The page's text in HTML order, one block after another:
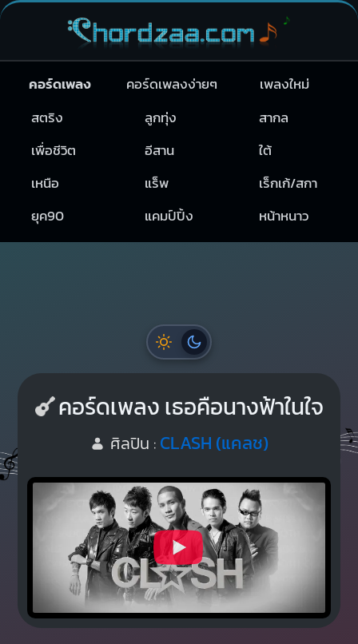
คอร์ดเพลง คอร์ดเพลงง่ายๆ
เพลงใหม่
สตริง
ลูกทุ่ง
สากล
เพื่อชีวิต
อีสาน
ใต้
เหนือ
แร็พ
เร็กเก้/สกา
ยุค90
แคมป์ปิ้ง หน้าหนาว
คอร์ดเพลง เธอคือนางฟ้าในใจ
ศิลปิน : CLASH (แคลช)